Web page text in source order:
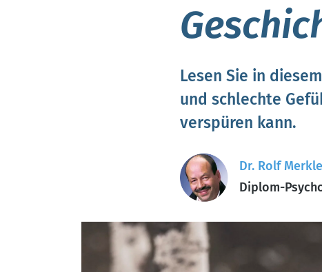
Lesen Sie in
und schlechte
verspüren kann.
Dr. Rolf Merkle
Diplom-